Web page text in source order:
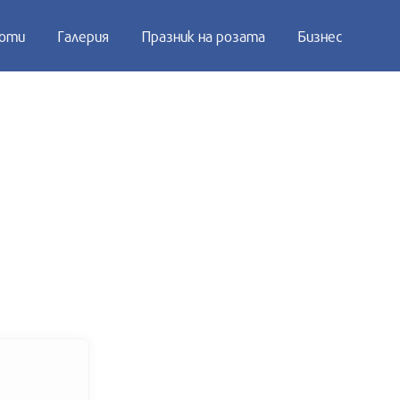
Галерия Празник на розата Бизнес